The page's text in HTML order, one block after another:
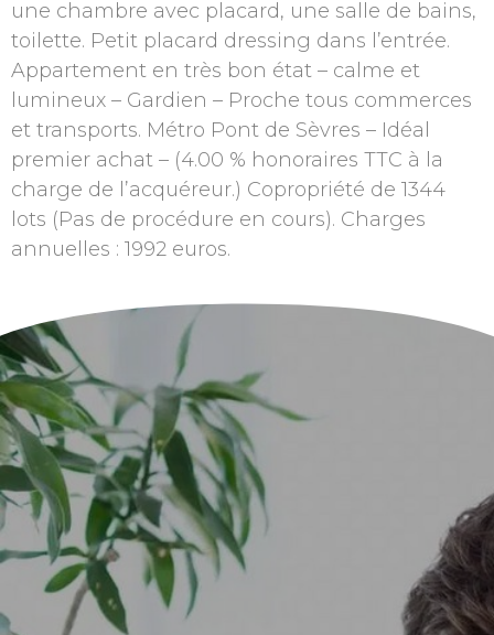
une chambre avec placard, une salle de bains,
toilette. Petit placard dressing dans l’entrée.
Appartement en très bon état – calme et
lumineux – Gardien – Proche tous commerces
et transports. Métro Pont de Sèvres – Idéal
premier achat – (4.00 % honoraires TTC à la
charge de l’acquéreur.) Copropriété de 1344
lots (Pas de procédure en cours). Charges
annuelles : 1992 euros.